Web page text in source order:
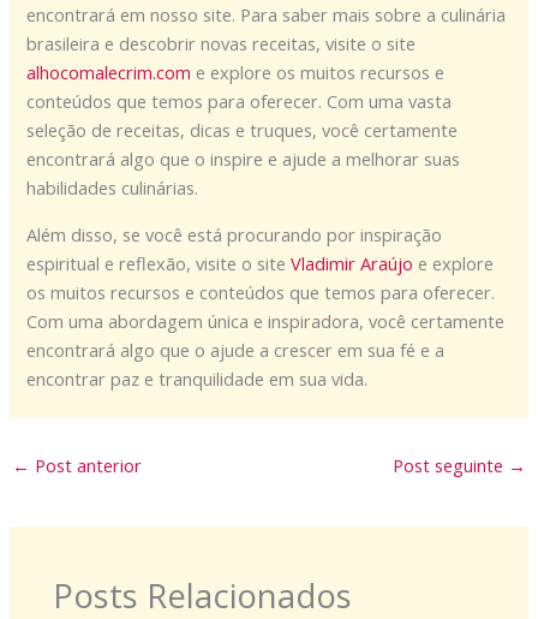
encontrará em nosso site. Para saber mais sobre a culinária
brasileira e descobrir novas receitas, visite o site
alhocomalecrim.com e explore os muitos recursos e
conteúdos que temos para oferecer. Com uma vasta
seleção de receitas, dicas e truques, você certamente
encontrará algo que o inspire e ajude a melhorar suas
habilidades culinárias.
Além disso, se você está procurando por inspiração
espiritual e reflexão, visite o siteVladimir Araújo e explore
os muitos recursos e conteúdos que temos para oferecer.
Com uma abordagem única e inspiradora, você certamente
encontrará algo que o ajude a crescer em sua fé e a
encontrar paz e tranquilidade em sua vida.
← Post anterior Post seguinte →
Posts Relacionados